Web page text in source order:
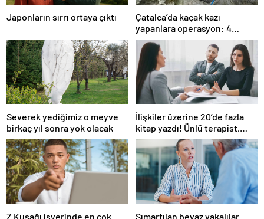
Japonların sırrı ortaya çıktı
Çatalca’da kaçak kazı
yapanlara operasyon: 4
gözaltı
Severek yediğimiz o meyve
birkaç yıl sonra yok olacak
İlişkiler üzerine 20’de fazla
kitap yazdı! Ünlü terapist,
boşanmaların gerçek
suçlularını açıklıyor
Z Kuşağı işyerinde en çok
Şımartılan beyaz yakalılar